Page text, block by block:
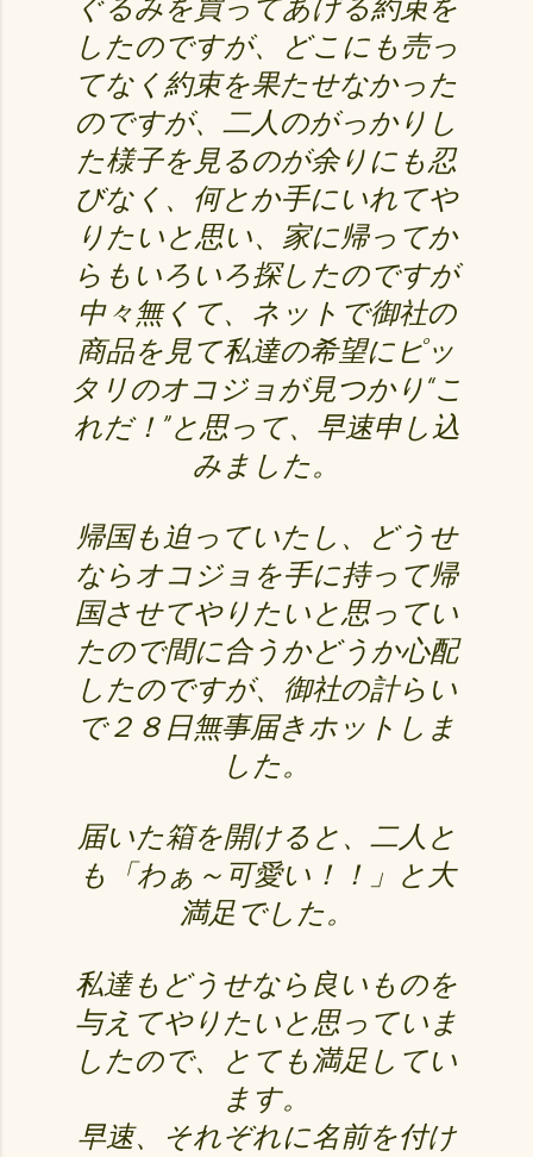
ぐるみを買ってあげる約束を
したのですが、どこにも売っ
てなく約束を果たせなかった
のですが、二人のがっかりし
た様子を見るのが余りにも忍
びなく、何とか手にいれてや
りたいと思い、家に帰ってか
らもいろいろ探したのですが
中々無くて、ネットで御社の
商品を見て私達の希望にピッ
タリのオコジョが見つかり“こ
れだ！”と思って、早速申し込
みました。
帰国も迫っていたし、どうせ
ならオコジョを手に持って帰
国させてやりたいと思ってい
たので間に合うかどうか心配
したのですが、御社の計らい
で２８日無事届きホットしま
した。
届いた箱を開けると、二人と
も「わぁ～可愛い！！」と大
満足でした。
私達もどうせなら良いものを
与えてやりたいと思っていま
したので、とても満足してい
ます。
早速、それぞれに名前を付け